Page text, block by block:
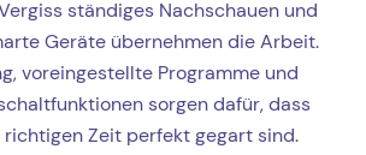
ständiges Nachschauen und
Geräte übernehmen die Arbeit.
voreingestellte Programme und
sorgen dafür, dass
richtigen Zeit perfekt gegart sind.